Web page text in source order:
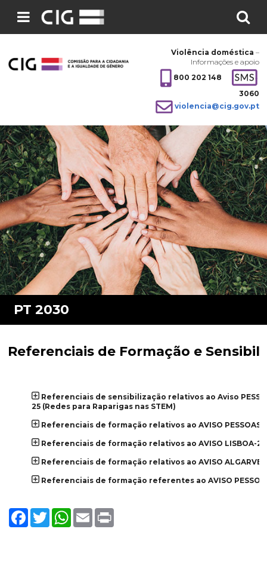
Violência doméstica –
Informações e apoio
800 202 148
3060
violencia@cig.gov.pt
Referenciais de Formação e
Referenciais de sensibilização relativos ao Aviso
25 (Redes para Raparigas nas STEM)
Referenciais de formação relativos ao AVISO PESSOAS-
Referenciais de formação relativos ao AVISO LISBOA-
Referenciais de formação relativos ao AVISO ALGARVE-
Referenciais de formação referentes ao AVISO
FacebookTwitterWhatsApp
Email
Pesquisar